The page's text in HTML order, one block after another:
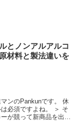
とノンアルアルコ
材料と製法違いを
ンのPankunです。 休
ですよね。 ＞ そ
が競って新商品を出す